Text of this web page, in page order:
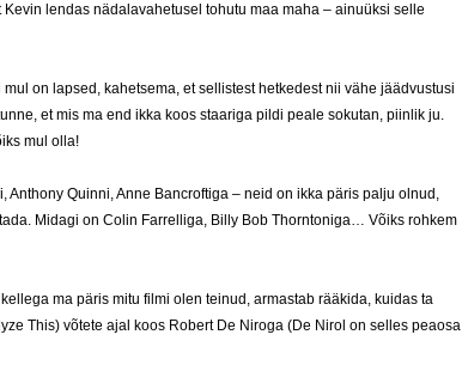
lendas nädalavahetusel tohutu maa maha – ainuüksi selle
on lapsed, kahetsema, et sellistest hetkedest nii vähe jäädvustusi
et mis ma end ikka koos staariga pildi peale sokutan, piinlik ju.
mul olla!
Anthony Quinni, Anne Bancroftiga – neid on ikka päris palju olnud,
Midagi on Colin Farrelliga, Billy Bob Thorntoniga… Võiks rohkem
ma päris mitu filmi olen teinud, armastab rääkida, kuidas ta
This) võtete ajal koos Robert De Niroga (De Nirol on selles peaosa